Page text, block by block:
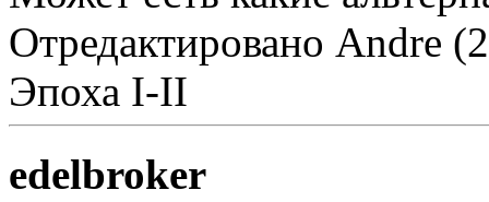
Отредактировано Andre
Эпоха I-II
edelbroker